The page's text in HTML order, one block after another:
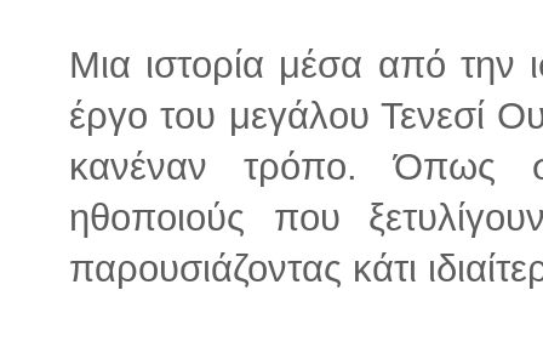
Μια ιστορία μέσα από την
έργο του μεγάλου Τενεσί
κανέναν τρόπο. Όπως
ηθοποιούς που
παρουσιάζοντας κάτι